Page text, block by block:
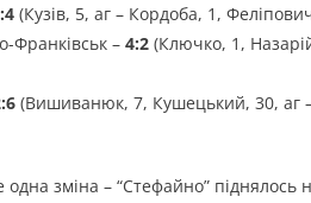
(Кузів, 5, аг – Кордоба, 1,
Франківськ – 4:2 (Ключко, 1,
(Вишиванюк, 7, Кушецький, 30, аг
зміна – “Стефайно” піднялось